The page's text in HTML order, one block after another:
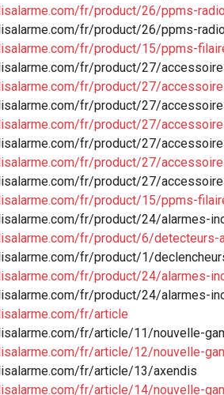
fr/product/26/ppms-
fr/product/26/ppms-
fr/product/15/ppms-
fr/product/27/
fr/product/27/
fr/product/27/
fr/product/27/
fr/product/27/
fr/product/27/
fr/product/27/
fr/product/15/ppms-
fr/product/24/alarmes-
fr/product/6/
fr/product/1/
fr/product/24/alarmes-
fr/product/24/alarmes-
fr/article
fr/article/11/nouvelle-
fr/article/12/nouvelle-
fr/article/13/axendis
fr/article/14/nouvelle-